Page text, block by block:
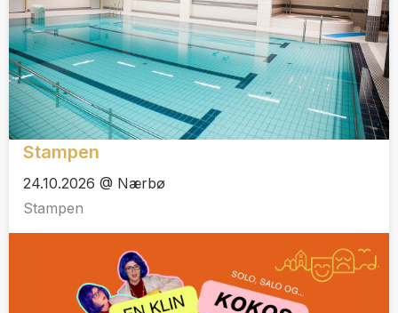
Stampen
24.10.2026 @ Nærbø
Stampen